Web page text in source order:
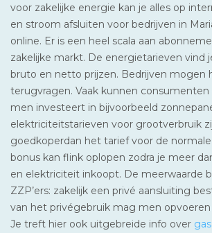
voor zakelijke energie kan je alles op
en stroom afsluiten voor bedrijven in
online. Er is een heel scala aan
zakelijke markt. De energietarieven vind
bruto en netto prijzen. Bedrijven mogen
terugvragen. Vaak kunnen
men investeert in bijvoorbeeld
elektriciteitstarieven voor grootverbruik
goedkoperdan het tarief voor de
bonus kan flink oplopen zodra je meer
en elektriciteit inkoopt. De meerwaarde
ZZP’ers: zakelijk een privé aansluiting
van het privégebruik mag men opvoeren
Je treft hier ook uitgebreide info over